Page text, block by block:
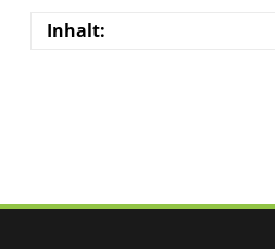
Inhalt: